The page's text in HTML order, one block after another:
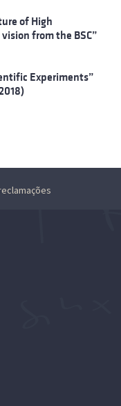
of High
from the BSC”
Experiments”